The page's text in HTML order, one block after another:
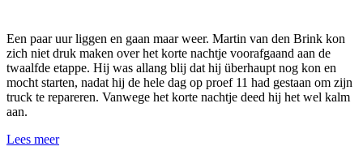
Een paar uur liggen en gaan maar weer. Martin van den Brink kon
zich niet druk maken over het korte nachtje voorafgaand aan de
twaalfde etappe. Hij was allang blij dat hij überhaupt nog kon en
mocht starten, nadat hij de hele dag op proef 11 had gestaan om zijn
truck te repareren. Vanwege het korte nachtje deed hij het wel kalm
aan.
Lees meer